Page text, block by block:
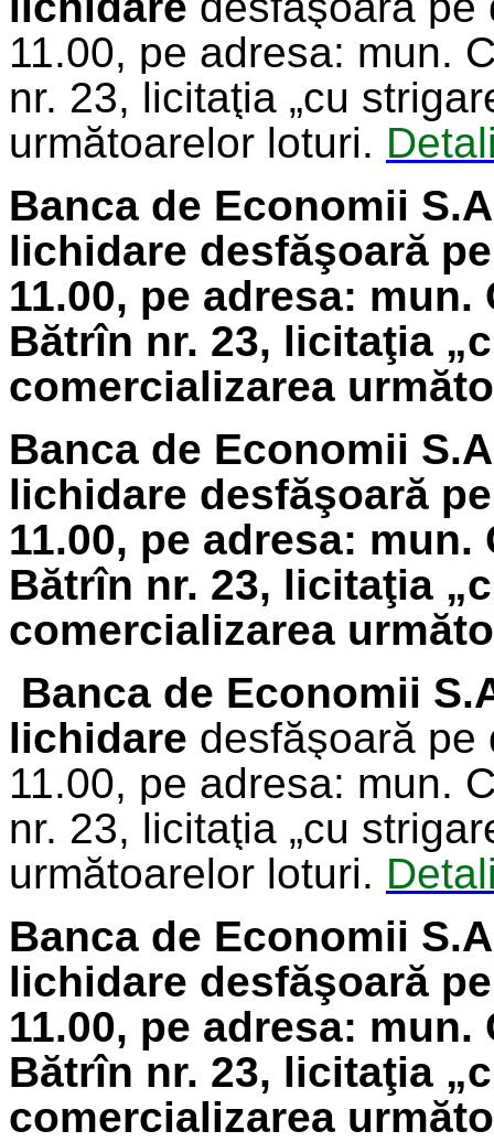
11.00, pe adresa: mun.
nr. 23, licitaţia „cu
următoarelor loturi.
Banca de Economii
lichidare desfăşoară
11.00, pe adresa:
Bătrîn nr. 23, licitaţia
comercializarea
Banca de Economii
lichidare desfăşoară
11.00, pe adresa:
Bătrîn nr. 23, licitaţia
comercializarea
Banca de Economii
lichidare desfăşoară
11.00, pe adresa: mun.
nr. 23, licitaţia „cu
următoarelor loturi.
Banca de Economii
lichidare desfăşoară
11.00, pe adresa:
Bătrîn nr. 23, licitaţia
comercializarea